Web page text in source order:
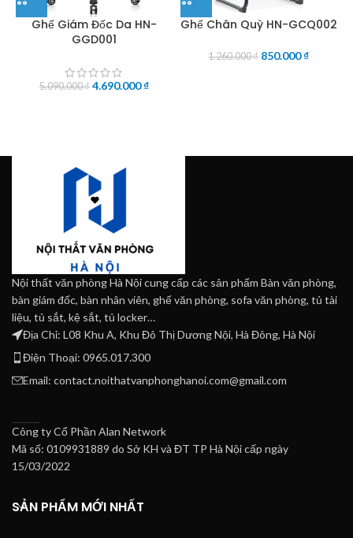
Ghế Giám Đốc Da HN-
GGD001
5.090.000₫ 4.690.000₫
Ghế Chân Quỳ HN-GCQ002
1.260.000₫ 850.000₫
Nội thất văn phòng Hà Nội cung cấp các sản phẩm Bàn văn phòng,
bàn giám đốc, bàn nhân viên, ghế văn phòng, sofa văn phòng, tủ tài
liệu, tủ sắt, kệ sắt, tủ locker…
Địa Chỉ: L08 Khu A, Khu Đô Thị Dương Nội, Hà Đông, Hà Nội
Điện Thoại: 0965.017.300
Email: contact.noithatvanphonghanoi.com@gmail.com
Công ty Cổ Phần Alan Network
Mã số: 0109931889 do Sở KH và ĐT TP Hà Nội cấp ngày
15/03/2022
SẢN PHẨM MỚI NHẤT